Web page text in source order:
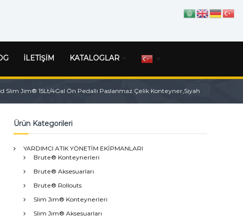
İLETİŞİM KATALOGLAR
Slim Jim® 15Lt/4Gal Ön Pedallı Paslanmaz Çelik Konteyner,Siyah
Ürün Kategorileri
YARDIMCI ATIK YÖNETİM EKİPMANLARI
Brute® Konteynerleri
Brute® Aksesuarları
Brute® Rollouts
Slim Jim® Konteynerleri
Slim Jim® Aksesuarları